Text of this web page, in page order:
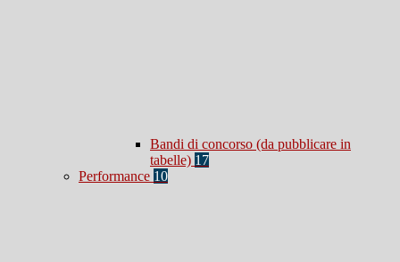
Bandi di concorso (da pubblicare in
tabelle) 17
Performance 10